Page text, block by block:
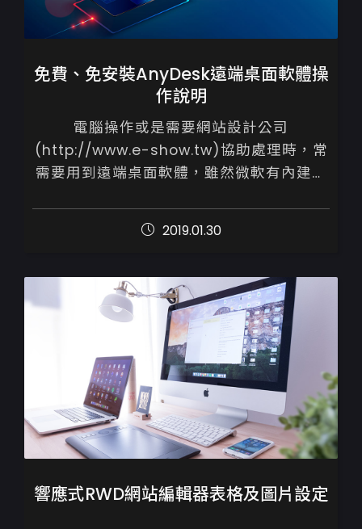
免費、免安裝AnyDesk遠端桌面軟體操
作說明
電腦操作或是需要網站設計公司
(http://www.e-show.tw)協助處理時，常
需要用到遠端桌面軟體，雖然微軟有內建，
「AnyDesk」遠端桌面軟體，...
2019.01.30
響應式RWD網站編輯器表格及圖片設定